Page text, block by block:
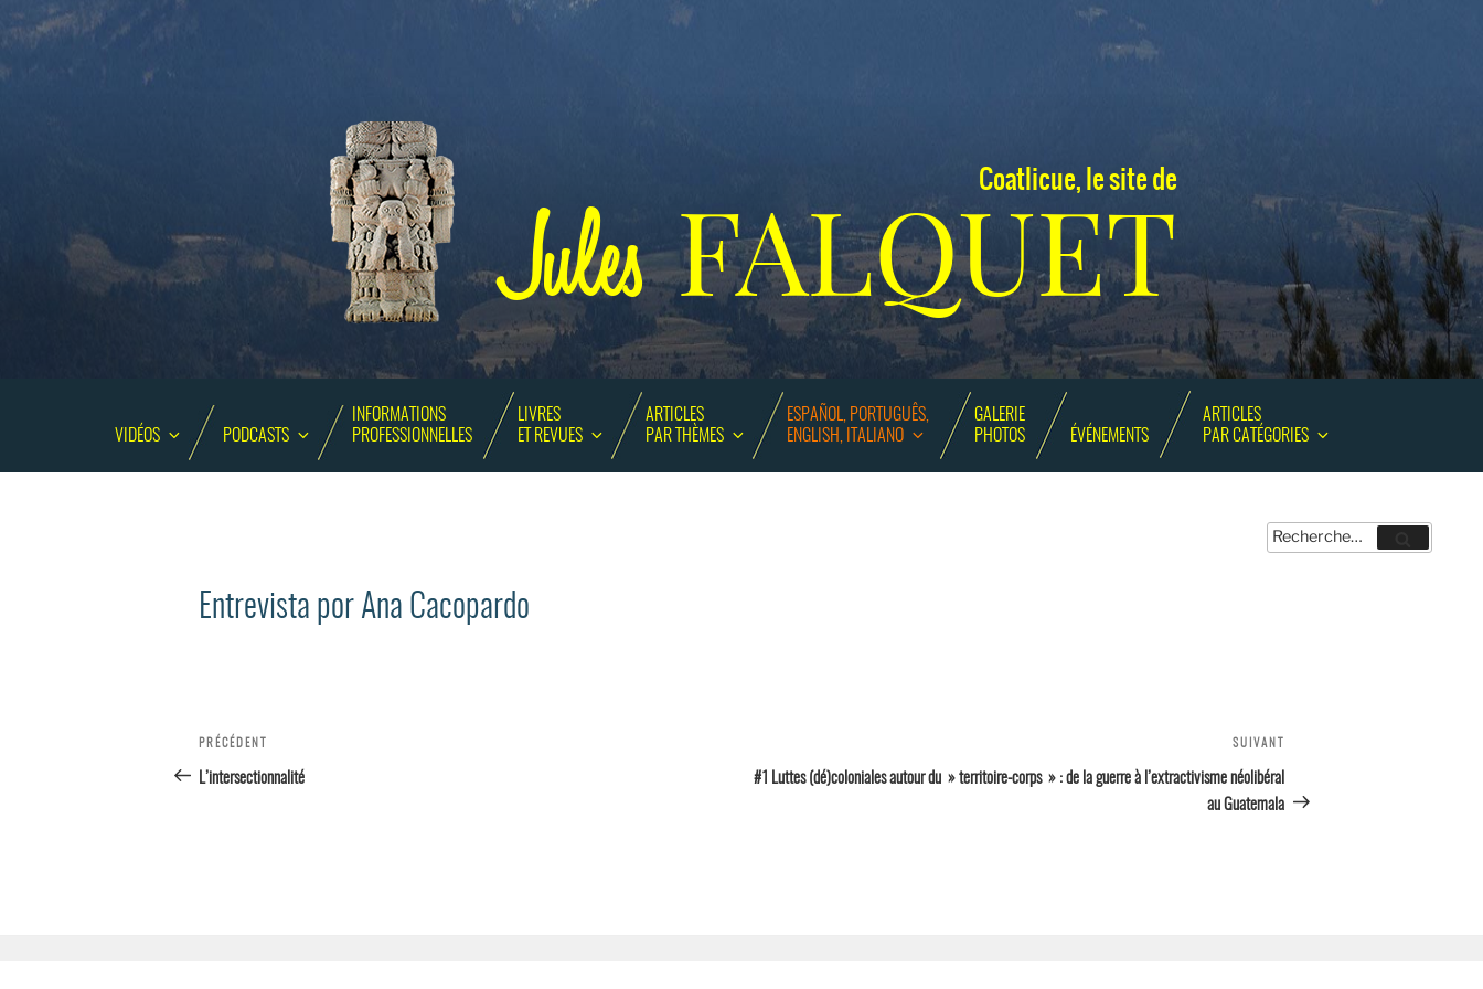
Coatlicue, le site de
JulesFALQUET
VIDÉOS PODCASTS
INFORMATIONS
PROFESSIONNELLES
LIVRES
ET REVUES
ARTICLES
PAR THÈMES
ESPAÑOL, PORTUGUÊS,
ENGLISH, ITALIANO
GALERIE
PHOTOS
ÉVÉNEMENTS
ARTICLES
PAR CATÉGORIES
Recherche
pour
Recherche
Entrevista por Ana Cacopardo
Navigation
de l’article
Article
précédent
PRÉCÉDENT
L’intersectionnalité
suivant
SUIVANT
#1 Luttes (dé)coloniales autour du » territoire-corps » : de la guerre à l’extractivisme néolibéral
au Guatemala